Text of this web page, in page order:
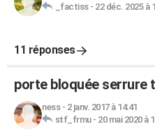
_factiss- 22 déc. 2025 à
11 réponses
porte bloquée serrure
ness- 2 janv. 2017 à 14:41
stf_frmu- 20 mai 2020 à